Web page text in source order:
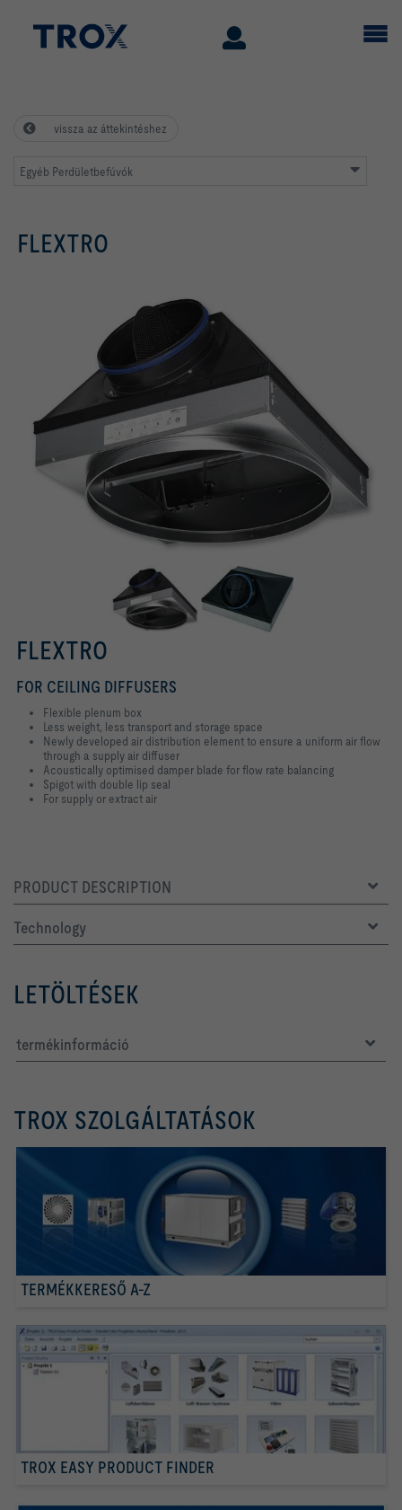
vissza az áttekintéshez
Egyéb Perdületbefúvók
FLEXTRO
FLEXTRO
FOR CEILING DIFFUSERS
Flexible plenum box
Less weight, less transport and storage space
Newly developed air distribution element to ensure a uniform air flow
through a supply air diffuser
Acoustically optimised damper blade for flow rate balancing
Spigot with double lip seal
For supply or extract air
PRODUCT DESCRIPTION
Technology
LETÖLTÉSEK
termékinformáció
TROX SZOLGÁLTATÁSOK
TERMÉKKERESŐ A-Z
TROX EASY PRODUCT FINDER